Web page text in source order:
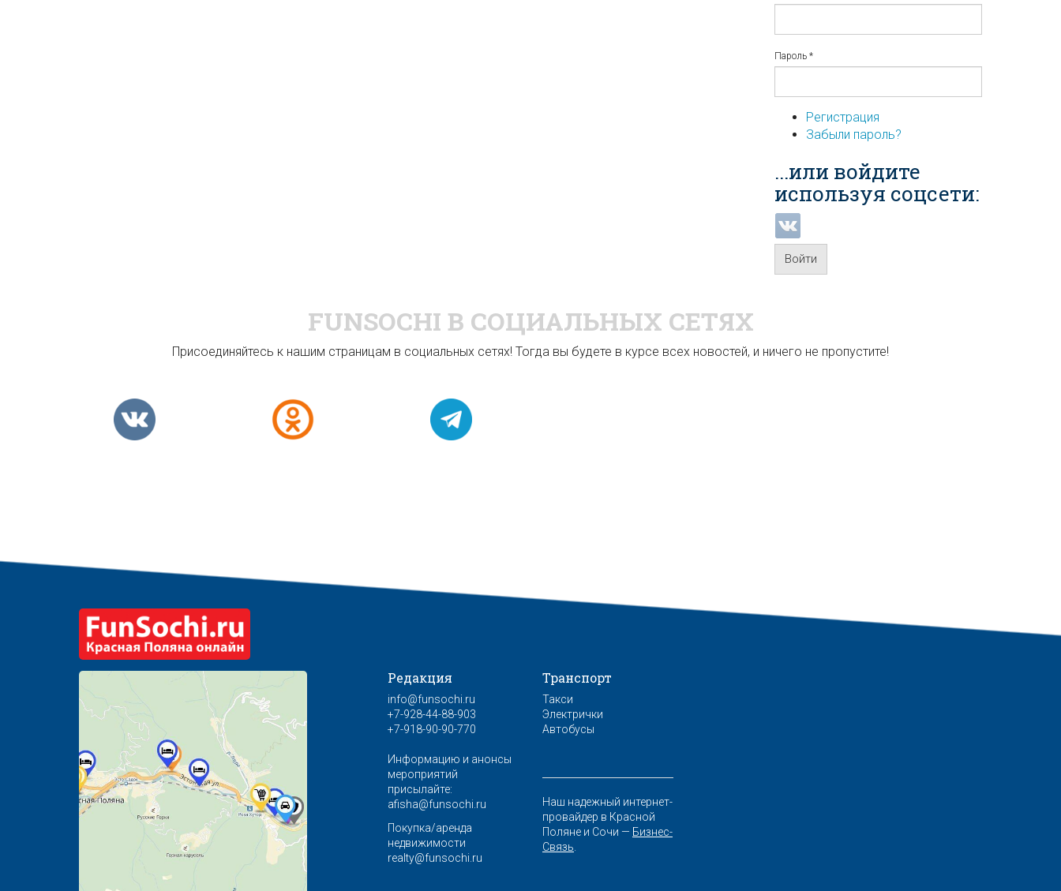
Пароль *
Регистрация
Забыли пароль?
...или войдите
используя соцсети:
Войти
FUNSOCHI В СОЦИАЛЬНЫХ СЕТЯХ
Присоединяйтесь к нашим страницам в социальных сетях! Тогда вы будете в курсе всех новостей, и ничего не пропустите!
Редакция
info@funsochi.ru
+7-928-44-88-903
+7-918-90-90-770
Информацию и анонсы
мероприятий
присылайте:
afisha@funsochi.ru
Покупка/аренда
недвижимости
realty@funsochi.ru
Транспорт
Такси
Электрички
Автобусы
Наш надежный интернет-
провайдер в Красной
Поляне и Сочи — Бизнес-
Связь